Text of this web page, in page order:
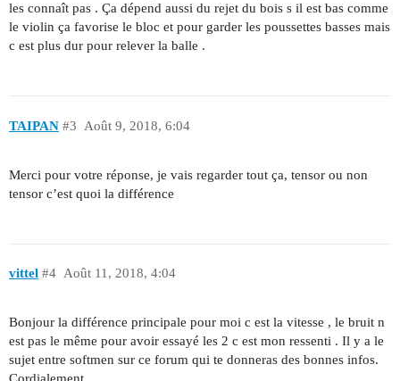
les connaît pas . Ça dépend aussi du rejet du bois s il est bas comme
le violin ça favorise le bloc et pour garder les poussettes basses mais
c est plus dur pour relever la balle .
TAIPAN Août 9, 2018, 6:04
#3
Merci pour votre réponse, je vais regarder tout ça, tensor ou non
tensor c’est quoi la différence
vittel Août 11, 2018, 4:04
#4
Bonjour la différence principale pour moi c est la vitesse , le bruit n
est pas le même pour avoir essayé les 2 c est mon ressenti . Il y a le
sujet entre softmen sur ce forum qui te donneras des bonnes infos.
Cordialement